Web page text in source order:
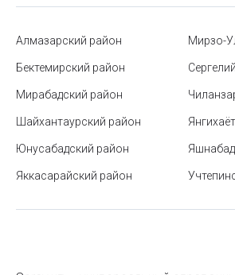
Где купаться в Узбекистане
Что означают знаки на упаковке:
Алмазарский район
Бектемирский район
Мирабадский район
Мирзо-
Шайхантаурский район
Юнусабадский район
Яккасарайский район